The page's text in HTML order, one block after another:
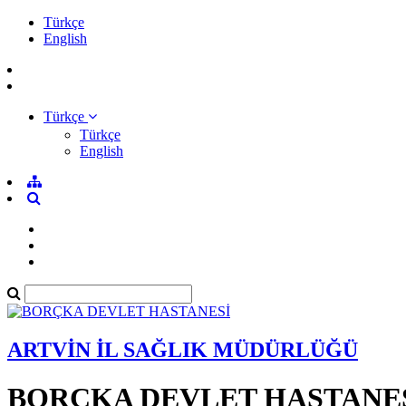
Türkçe
English
Türkçe
Türkçe
English
ARTVİN İL SAĞLIK MÜDÜRLÜĞÜ
BORÇKA DEVLET